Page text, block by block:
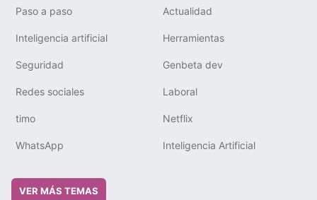
Paso a paso Actualidad
Inteligencia artificial Herramientas
Seguridad Genbeta dev
Redes sociales Laboral
timo Netflix
WhatsApp Inteligencia Artificial
VER MÁS TEMAS